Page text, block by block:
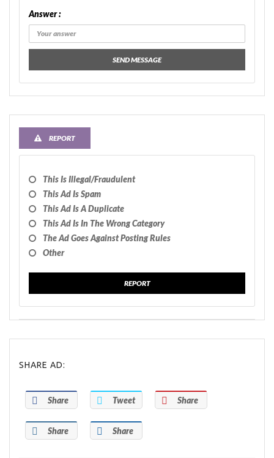
Answer :
SEND MESSAGE
REPORT
This Is Illegal/fraudulent
This Ad Is Spam
This Ad Is A Duplicate
This Ad Is In The Wrong Category
The Ad Goes Against Posting Rules
Other
REPORT
SHARE AD:
Share Tweet Share
Share Share